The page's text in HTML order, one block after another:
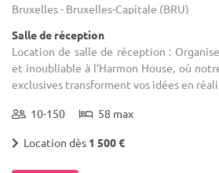
Bruxelles - Bruxelles-Capitale (BRU)
Salle de réception
Location de salle de réception :
et inoubliable à l’Harmon House, où
exclusives transforment vos idées en
10-150 58 max
Location dès 1 500 €